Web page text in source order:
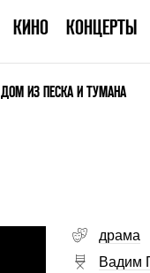
КИНО КОНЦЕРТЫ
ДОМ ИЗ ПЕСКА И ТУМАНА
драма
Вадим